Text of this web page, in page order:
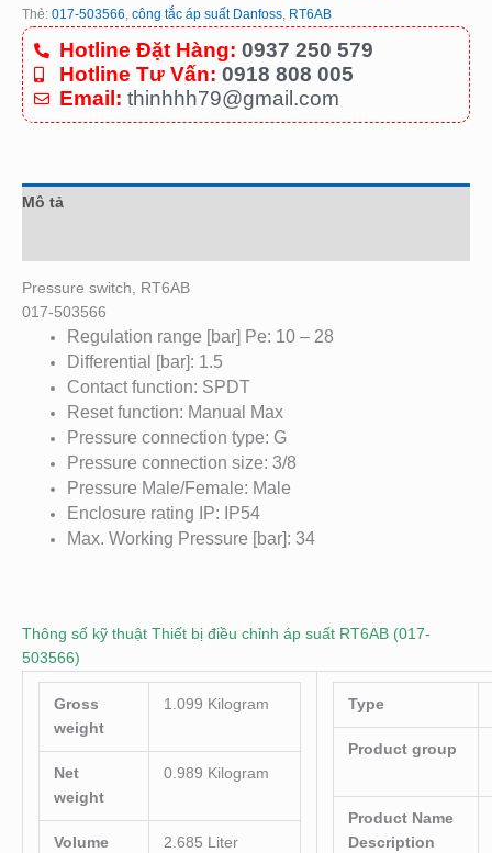
Thẻ: 017-503566, công tắc áp suất Danfoss, RT6AB
Hotline Đặt Hàng: 0937 250 579
Hotline Tư Vấn: 0918 808 005
Email: thinhhh79@gmail.com
Mô tả
Pressure switch, RT6AB
017-503566
Regulation range [bar] Pe: 10 – 28
Differential [bar]: 1.5
Contact function: SPDT
Reset function: Manual Max
Pressure connection type: G
Pressure connection size: 3/8
Pressure Male/Female: Male
Enclosure rating IP: IP54
Max. Working Pressure [bar]: 34
Thông số kỹ thuật Thiết bị điều chỉnh áp suất RT6AB (017-
503566)
Gross
weight
1.099 Kilogram
Net
weight
0.989 Kilogram
Volume 2.685 Liter
Type
Product group
Product Name
Description